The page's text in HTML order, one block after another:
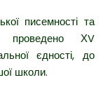
писемності та
проведено ХV
єдності, до
школи.